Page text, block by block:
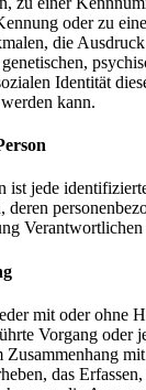
oder zu
die
Identität
kann.
ist jede
deren
mit oder ohne
Vorgang oder
Zusammenhang
das